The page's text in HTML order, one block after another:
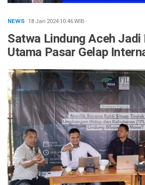
NEWS· 18 Jan 202410:46WIB ·
Satwa Lindung Aceh Jadi
Utama Pasar Gelap